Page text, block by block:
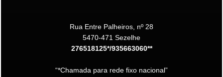
Rua Entre Palheiros, nº 28
5470-471 Sezelhe
276518125*/935663060**
“*Chamada para rede fixo nacional”